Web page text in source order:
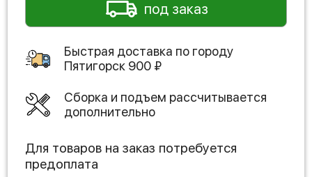
под заказ
Быстрая доставка по городу
Пятигорск 900 ₽
Сборка и подъем рассчитывается
дополнительно
Для товаров на заказ потребуется
предоплата